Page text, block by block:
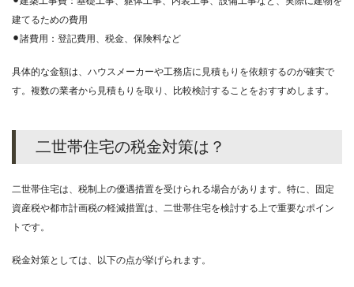
建てるための費用
⚫︎諸費用：登記費用、税金、保険料など
具体的な金額は、ハウスメーカーや工務店に見積もりを依頼するのが確実で
す。複数の業者から見積もりを取り、比較検討することをおすすめします。
二世帯住宅の税金対策は？
二世帯住宅は、税制上の優遇措置を受けられる場合があります。特に、固定
資産税や都市計画税の軽減措置は、二世帯住宅を検討する上で重要なポイン
トです。
税金対策としては、以下の点が挙げられます。